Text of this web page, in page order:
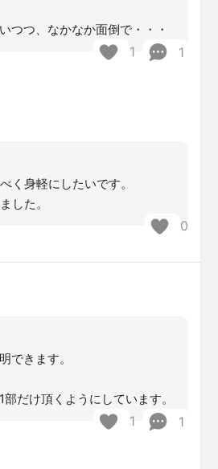
つつ、なかなか面倒で・・・
1 1
く身軽にしたいです。
した。
0
できます。
だけ頂くようにしています。
1 1